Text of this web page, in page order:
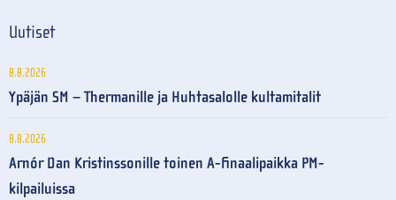
Uutiset
8.8.2026
Ypäjän SM – Thermanille ja Huhtasalolle kultamitalit
8.8.2026
Arnór Dan Kristinssonille toinen A-finaalipaikka PM-
kilpailuissa